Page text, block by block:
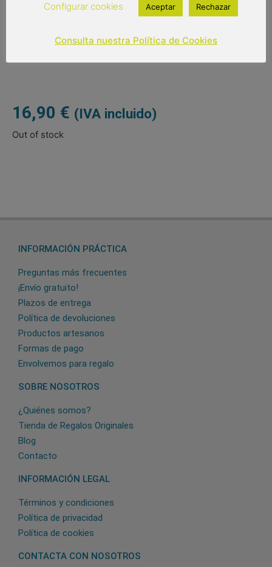
Color del producto: negro
Diámetro: 98 cm
16,90 € (IVA incluido)
Out of stock
INFORMACIÓN PRÁCTICA
Preguntas más frecuentes
¡Envío gratuito!
Plazos de entrega
Política de devoluciones
Productos artesanos
Formas de pago
Envolvemos para regalo
SOBRE NOSOTROS
¿Quiénes somos?
Tienda de Regalos Originales
Blog
Contacto
INFORMACIÓN LEGAL
Términos y condiciones
Política de privacidad
Política de cookies
CONTACTA CON NOSOTROS
Configurar cookies Aceptar Rechazar
Consulta nuestra Política de Cookies